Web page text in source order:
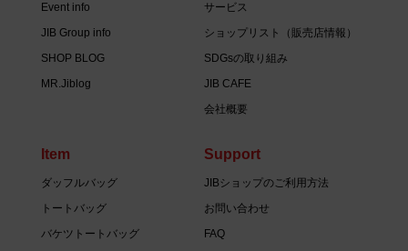
Event info
JIB Group info
SHOP BLOG
MR.Jiblog
サービス
ショップリスト（販売店情報）
SDGsの取り組み
JIB CAFE
会社概要
Item
ダッフルバッグ
トートバッグ
バケツトートバッグ
Support
JIBショップのご利用方法
お問い合わせ
FAQ